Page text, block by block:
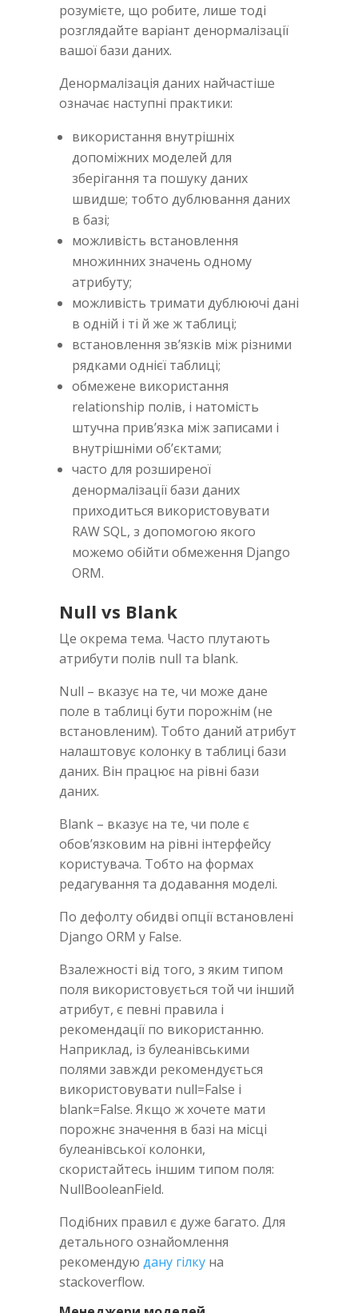
розумієте, що робите, лише тоді
розглядайте варіант денормалізації
вашої бази даних.
Денормалізація даних найчастіше
означає наступні практики:
використання внутрішніх
допоміжних моделей для
зберігання та пошуку даних
швидше; тобто дублювання даних
в базі;
можливість встановлення
множинних значень одному
атрибуту;
можливість тримати дублюючі дані
в одній і ті й же ж таблиці;
встановлення зв’язків між різними
рядками однієї таблиці;
обмежене використання
relationship полів, і натомість
штучна прив’язка між записами і
внутрішніми об’єктами;
часто для розширеної
денормалізації бази даних
приходиться використовувати
RAW SQL, з допомогою якого
можемо обійти обмеження Django
ORM.
Null vs Blank
Це окрема тема. Часто плутають
атрибути полів null та blank.
Null – вказує на те, чи може дане
поле в таблиці бути порожнім (не
встановленим). Тобто даний атрибут
налаштовує колонку в таблиці бази
даних. Він працює на рівні бази
даних.
Blank – вказує на те, чи поле є
обов’язковим на рівні інтерфейсу
користувача. Тобто на формах
редагування та додавання моделі.
По дефолту обидві опції встановлені
Django ORM у False.
Взалежності від того, з яким типом
поля використовується той чи інший
атрибут, є певні правила і
рекомендації по використанню.
Наприклад, із булеанівськими
полями завжди рекомендується
використовувати null=False i
blank=False. Якщо ж хочете мати
порожнє значення в базі на місці
булеанівської колонки,
скористайтесь іншим типом поля:
NullBooleanField.
Подібних правил є дуже багато. Для
детального ознайомлення
рекомендую дану гілку на
stackoverflow.